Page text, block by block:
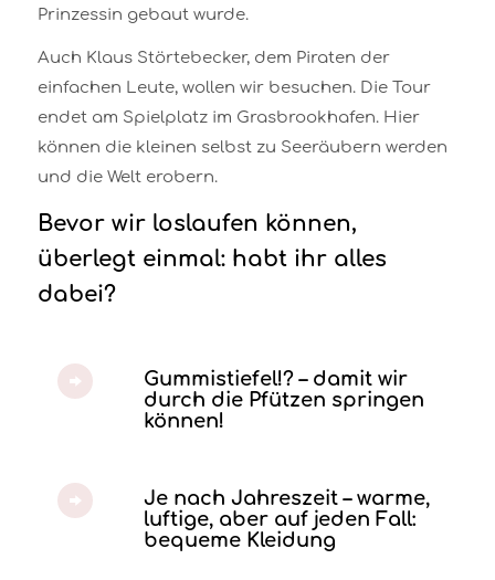
Prinzessin gebaut wurde.
Auch Klaus Störtebecker, dem Piraten der
einfachen Leute, wollen wir besuchen. Die Tour
endet am Spielplatz im Grasbrookhafen. Hier
können die kleinen selbst zu Seeräubern werden
und die Welt erobern.
Bevor wir loslaufen können,
überlegt einmal: habt ihr alles
dabei?
Gummistiefel!? – damit wir
durch die Pfützen springen
können!
Je nach Jahreszeit – warme,
luftige, aber auf jeden Fall:
bequeme Kleidung